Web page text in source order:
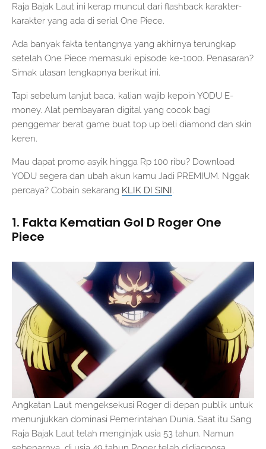
Raja Bajak Laut ini kerap muncul dari flashback karakter-
karakter yang ada di serial One Piece.
Ada banyak fakta tentangnya yang akhirnya terungkap
setelah One Piece memasuki episode ke-1000. Penasaran?
Simak ulasan lengkapnya berikut ini.
Tapi sebelum lanjut baca, kalian wajib kepoin YODU E-
money. Alat pembayaran digital yang cocok bagi
penggemar berat game buat top up beli diamond dan skin
keren.
Mau dapat promo asyik hingga Rp 100 ribu? Download
YODU segera dan ubah akun kamu Jadi PREMIUM. Nggak
percaya? Cobain sekarang KLIK DI SINI.
1. Fakta Kematian Gol D Roger One
Piece
Angkatan Laut mengeksekusi Roger di depan publik untuk
menunjukkan dominasi Pemerintahan Dunia. Saat itu Sang
Raja Bajak Laut telah menginjak usia 53 tahun. Namun